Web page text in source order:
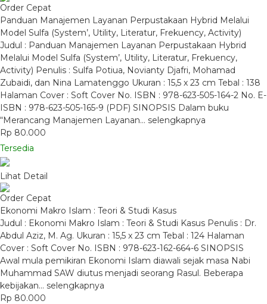
Order Cepat
Panduan Manajemen Layanan Perpustakaan Hybrid Melalui
Model Sulfa (System’, Utility, Literatur, Frekuency, Activity)
Judul : Panduan Manajemen Layanan Perpustakaan Hybrid
Melalui Model Sulfa (System’, Utility, Literatur, Frekuency,
Activity) Penulis : Sulfa Potiua, Novianty Djafri, Mohamad
Zubaidi, dan Nina Lamatenggo Ukuran : 15,5 x 23 cm Tebal : 138
Halaman Cover : Soft Cover No. ISBN : 978-623-505-164-2 No. E-
ISBN : 978-623-505-165-9 (PDF) SINOPSIS Dalam buku
“Merancang Manajemen Layanan… selengkapnya
Rp 80.000
Tersedia
Lihat Detail
Order Cepat
Ekonomi Makro Islam : Teori & Studi Kasus
Judul : Ekonomi Makro Islam : Teori & Studi Kasus Penulis : Dr.
Abdul Aziz, M. Ag. Ukuran : 15,5 x 23 cm Tebal : 124 Halaman
Cover : Soft Cover No. ISBN : 978-623-162-664-6 SINOPSIS
Awal mula pemikiran Ekonomi Islam diawali sejak masa Nabi
Muhammad SAW diutus menjadi seorang Rasul. Beberapa
kebijakan… selengkapnya
Rp 80.000